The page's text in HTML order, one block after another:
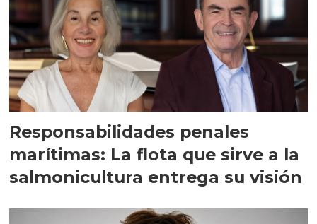
Responsabilidades penales
marítimas: La flota que sirve a la
salmonicultura entrega su visión